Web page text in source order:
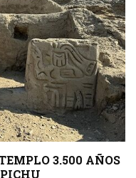
3.500 AÑOS